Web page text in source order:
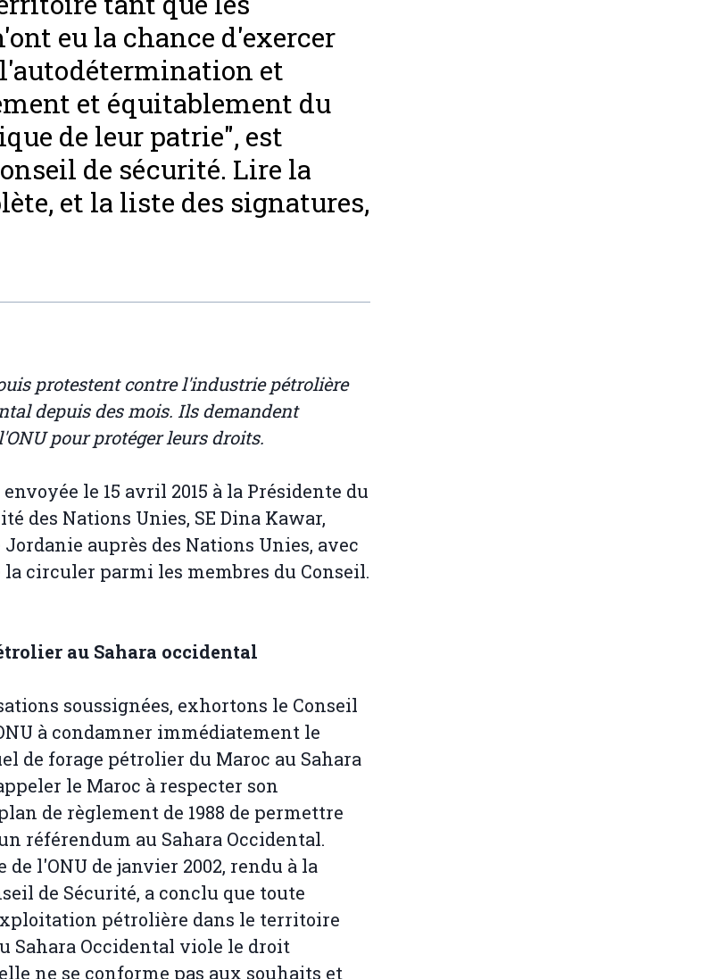
eu la chance d'exercer
et
et équitablement du
de leur patrie", est
de sécurité. Lire la
et la liste des signatures,
protestent contre l'industrie pétrolière
depuis des mois. Ils demandent
pour protéger leurs droits.
le 15 avril 2015 à la Présidente du
des Nations Unies, SE Dina Kawar,
Jordanie auprès des Nations Unies, avec
la circuler parmi les membres du Conseil.
au Sahara occidental
soussignées, exhortons le Conseil
à condamner immédiatement le
de forage pétrolier du Maroc au Sahara
le Maroc à respecter son
de règlement de 1988 de permettre
référendum au Sahara Occidental.
l'ONU de janvier 2002, rendu à la
de Sécurité, a conclu que toute
pétrolière dans le territoire
Sahara Occidental viole le droit
ne se conforme pas aux souhaits et